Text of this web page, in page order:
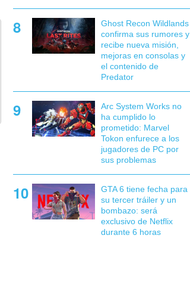
Ghost Recon Wildlands
confirma sus rumores y
recibe nueva misión,
mejoras en consolas y
el contenido de
Predator
Arc System Works no
ha cumplido lo
prometido: Marvel
Tokon enfurece a los
jugadores de PC por
sus problemas
GTA 6 tiene fecha para
su tercer tráiler y un
bombazo: será
exclusivo de Netflix
durante 6 horas